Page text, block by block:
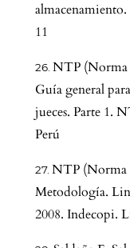
11
NTP (Norma
Guía general
jueces. Parte 1.
Perú
NTP (Norma
Metodología.
2008. Indecopi.